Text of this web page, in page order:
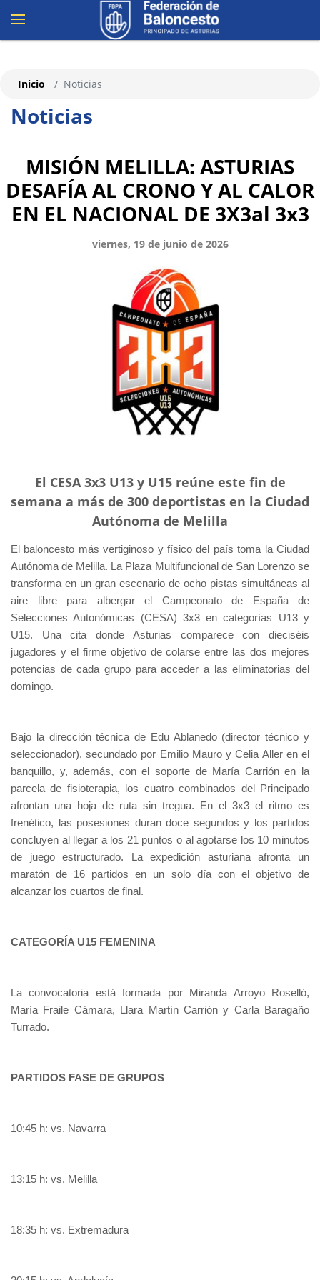
Noticias
Inicio Noticias
MISIÓN MELILLA: ASTURIAS
DESAFÍA AL CRONO Y AL CALOR
EN EL NACIONAL DE 3X3al 3x3
viernes, 19 de junio de 2026
El CESA 3x3 U13 y U15 reúne este fin de
semana a más de 300 deportistas en la Ciudad
Autónoma de Melilla
El baloncesto más vertiginoso y físico del país toma la Ciudad
Autónoma de Melilla. La Plaza Multifuncional de San Lorenzo se
transforma en un gran escenario de ocho pistas simultáneas al
aire libre para albergar el Campeonato de España de
Selecciones Autonómicas (CESA) 3x3 en categorías U13 y
U15. Una cita donde Asturias comparece con dieciséis
jugadores y el firme objetivo de colarse entre las dos mejores
potencias de cada grupo para acceder a las eliminatorias del
domingo.
Bajo la dirección técnica de Edu Ablanedo (director técnico y
seleccionador), secundado por Emilio Mauro y Celia Aller en el
banquillo, y, además, con el soporte de María Carrión en la
parcela de fisioterapia, los cuatro combinados del Principado
afrontan una hoja de ruta sin tregua. En el 3x3 el ritmo es
frenético, las posesiones duran doce segundos y los partidos
concluyen al llegar a los 21 puntos o al agotarse los 10 minutos
de juego estructurado. La expedición asturiana afronta un
maratón de 16 partidos en un solo día con el objetivo de
alcanzar los cuartos de final.
CATEGORÍA U15 FEMENINA
La convocatoria está formada por Miranda Arroyo Roselló,
María Fraile Cámara, Llara Martín Carrión y Carla Baragaño
Turrado.
PARTIDOS FASE DE GRUPOS
10:45 h: vs. Navarra
13:15 h: vs. Melilla
18:35 h: vs. Extremadura